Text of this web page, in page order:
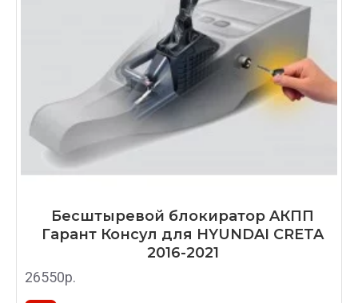
Бесштыревой блокиратор AКПП
Гарант Консул для HYUNDAI CRETA
2016-2021
26550р.